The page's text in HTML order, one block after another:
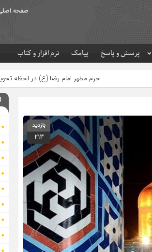
صفحه
پرسش و پاسخ پیامک نرم افزار و کتاب
حرم مطهر امام رضا (ع) در لحظه تحویل سال
بازدید
213